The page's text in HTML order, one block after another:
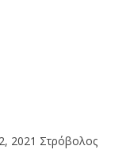
2021 Στρόβολος